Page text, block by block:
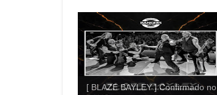
[ BLAZE BAYLEY ] Confirmado no